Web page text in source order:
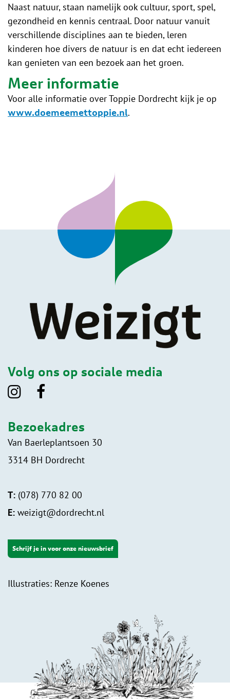
Naast natuur, staan namelijk ook cultuur, sport, spel,
gezondheid en kennis centraal. Door natuur vanuit
verschillende disciplines aan te bieden, leren
kinderen hoe divers de natuur is en dat echt iedereen
kan genieten van een bezoek aan het groen.
Meer informatie
Voor alle informatie over Toppie Dordrecht kijk je op
www.doemeemettoppie.nl.
Volg ons op sociale media
Bezoekadres
Van Baerleplantsoen 30
3314 BH Dordrecht
T: (078) 770 82 00
E: weizigt@dordrecht.nl
Schrijf je in voor onze nieuwsbrief
Illustraties: Renze Koenes